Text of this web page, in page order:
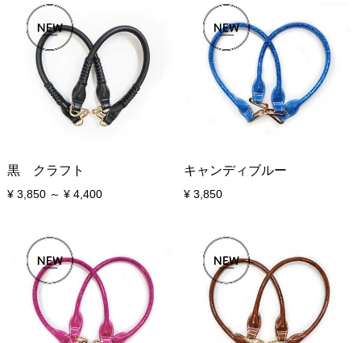
黒 クラフト
¥ 3,850 ～ ¥ 4,400
キャンディブルー
¥ 3,850